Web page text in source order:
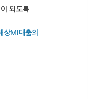
되도록
상MI대출의